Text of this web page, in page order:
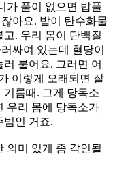
가 풀이 없으면 밥풀
아요. 밥이 탄수화물
. 우리 몸이 단백질
싸여 있는데 혈당이
붙어요. 그러면 어
이렇게 오래되면 잘
름때. 그게 당독소
우리 몸에 당독소가
범인 거죠.
의미 있게 좀 각인될